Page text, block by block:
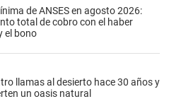
de ANSES en agosto 2026:
total de cobro con el haber
el bono
llamas al desierto hace 30 años y
un oasis natural